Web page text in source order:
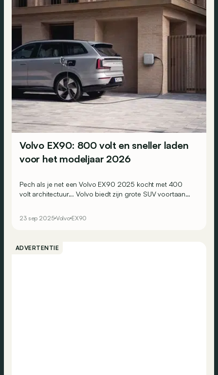
Volvo EX90: 800 volt en sneller laden
voor het modeljaar 2026
Pech als je net een Volvo EX90 2025 kocht met 400
volt architectuur... Volvo biedt zijn grote SUV voortaan
23 sep 2025 Volvo EX90
ADVERTENTIE